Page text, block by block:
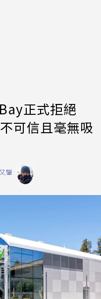
正式拒絕
可信且毫無吸
肇